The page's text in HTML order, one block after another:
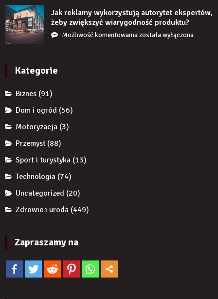
czas
nie
uzupełnię
braku
JDG
chroni
przedsiębiorcę
Jak reklamy wykorzystują autorytet ekspertów,
żeby zwiększyć wiarygodność produktu?
Możliwość komentowaniaJak
została wyłączona
Kategorie
Biznes (91)
Dom i ogród (56)
Motoryzacja (3)
Przemysł (88)
Sport i turystyka (13)
Technologia (74)
Uncategorized (20)
Zdrowie i uroda (449)
Zapraszamy na